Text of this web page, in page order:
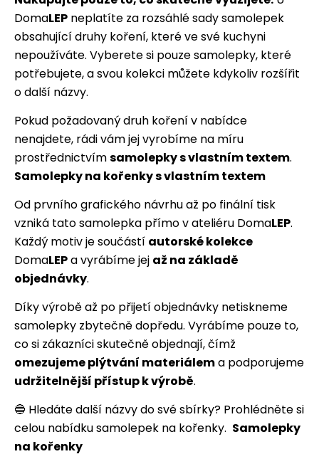
DomaLEP neplatíte za rozsáhlé sady samolepek
obsahující druhy koření, které ve své kuchyni
nepoužíváte. Vyberete si pouze samolepky, které
potřebujete, a svou kolekci můžete kdykoliv rozšířit
o další názvy.
Pokud požadovaný druh koření v nabídce
nenajdete, rádi vám jej vyrobíme na míru
prostřednictvímsamolepky s vlastním textem.
Samolepky na kořenky s vlastním textem
Od prvního grafického návrhu až po finální tisk
vzniká tato samolepka přímo v ateliéru DomaLEP.
Každý motiv je součástí autorské kolekce
DomaLEPa vyrábíme jej až na základě
objednávky.
Díky výrobě až po přijetí objednávky netiskneme
samolepky zbytečně dopředu. Vyrábíme pouze to,
co si zákazníci skutečně objednají, čímž
omezujeme plýtvání materiálema podporujeme
udržitelnější přístup k výrobě.
🔵 Hledáte další názvy do své sbírky? Prohlédněte si
celou nabídku samolepek na kořenky. Samolepky
na kořenky